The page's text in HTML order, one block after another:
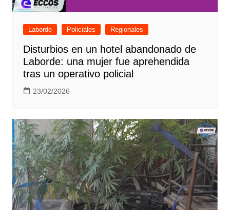
Laborde Policiales Regionales
Disturbios en un hotel abandonado de
Laborde: una mujer fue aprehendida
tras un operativo policial
23/02/2026